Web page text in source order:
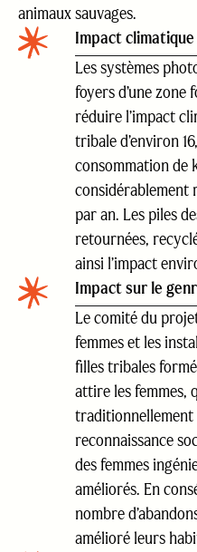
animaux sauvages.
Impact climatique
Les systèmes
foyers d’une zone
réduire l’impact
tribale d’environ
consommation de
considérablement
par an. Les piles
retournées,
ainsi l’impact
Impact sur le
Le comité du
femmes et les
filles tribales
attire les femmes,
traditionnellement
reconnaissance
des femmes
améliorés. En
nombre
amélioré leurs